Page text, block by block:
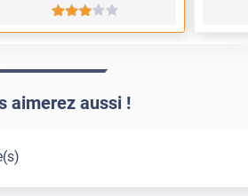
*****
aimerez aussi !